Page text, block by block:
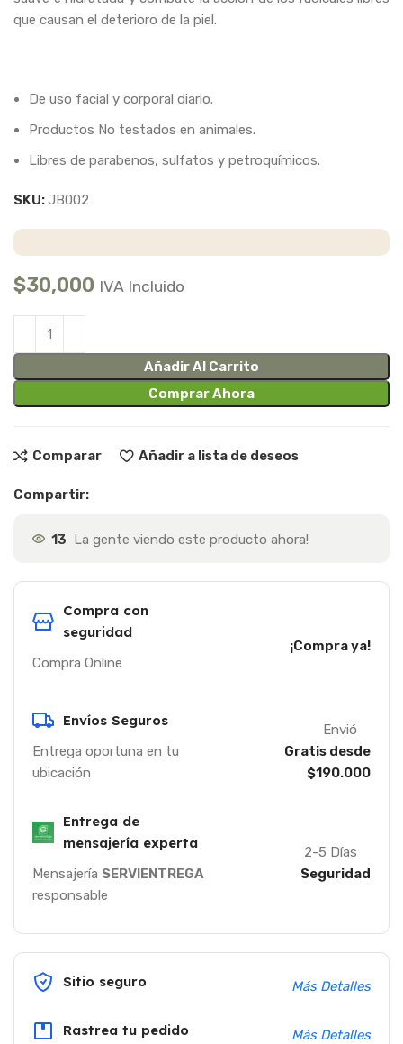
que causan el deterioro de la piel.
De uso facial y corporal diario.
Productos No testados en animales.
Libres de parabenos, sulfatos y petroquímicos.
SKU:JB002
$30,000 IVA Incluido
Añadir Al Carrito
Comprar Ahora
Comparar Añadir a lista de deseos
Compartir:
13 La gente viendo este producto ahora!
Compra con
seguridad
Compra Online
¡Compra ya!
Envíos Seguros
Entrega oportuna en tu
ubicación
Envió
Gratis desde
$190.000
Entrega de
mensajería experta
Mensajería SERVIENTREGA
responsable
2-5 Días
Seguridad
Sitio seguro Más Detalles
Rastrea tu pedido Más Detalles